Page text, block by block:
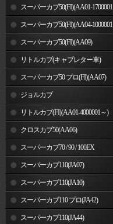
スーパーカブ50(FI)(AA01-1700001
～) スーパーカブ50(FI)(AA04-1000001
～) スーパーカブ50(FI)(AA09)
リトルカブ(キャブレター車)
スーパーカブ50 プロ(FI)(AA07)
ジョルカブ
リトルカブ(FI)(AA01-4000001～)
クロスカブ50(AA06)
スーパーカブ70 / 90 / 100EX
スーパーカブ110(JA07)
スーパーカブ110(JA10)
スーパーカブ110 プロ(JA42)
スーパーカブ110(JA44)